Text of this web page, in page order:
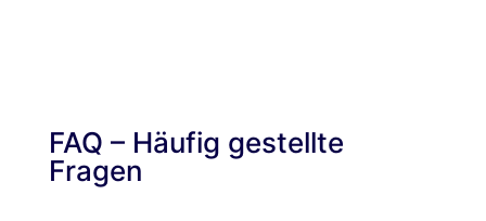
FAQ – Häufig gestellte
Fragen